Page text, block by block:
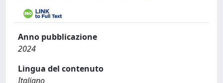
Anno pubblicazione
2024
Lingua del contenuto
Italiano